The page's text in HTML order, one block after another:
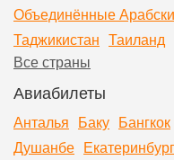
Объединённые
Таджикистан Таиланд
Все страны
Авиабилеты
Анталья Баку Бангкок
Душанбе Екатеринбург